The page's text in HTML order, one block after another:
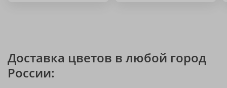
Доставка цветов в любой город
России: